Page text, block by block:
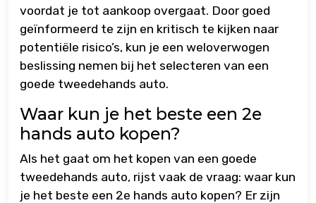
voordat je tot aankoop overgaat. Door goed
geïnformeerd te zijn en kritisch te kijken naar
potentiële risico’s, kun je een weloverwogen
beslissing nemen bij het selecteren van een
goede tweedehands auto.
Waar kun je het beste een 2e
hands auto kopen?
Als het gaat om het kopen van een goede
tweedehands auto, rijst vaak de vraag: waar kun
je het beste een 2e hands auto kopen? Er zijn